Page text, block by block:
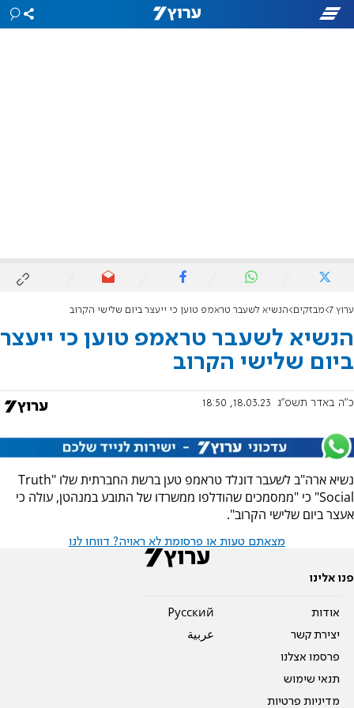
ערוץ 7 מבזקים הנשיא לשעבר טראמפ טוען כי ייעצר ביום שלישי הקרוב
הנשיא לשעבר טראמפ טוען כי ייעצר
ביום שלישי הקרוב
כ"ה באדר תשפ"ג 18.03.23, 18:50
נשיא ארה"ב לשעבר דונלד טראמפ טען ברשת החברתית שלו "Truth
Social" כי "ממסמכים שהודלפו ממשרדו של התובע במנהטן, עולה כי
אעצר ביום שלישי הקרוב".
מצאתם טעות או פרסומת לא ראויה? דווחו לנו
פנו אלינו
אודות
יצירת קשר
פרסמו אצלנו
תנאי שימוש
מדיניות פרטיות
Pусский
عربية